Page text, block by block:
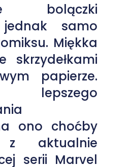
bolączki
samo
Miękka
skrzydełkami
papierze.
ono choćby
z aktualnie
serii Marvel